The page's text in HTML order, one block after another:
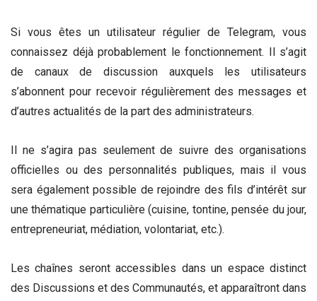
Si vous êtes un utilisateur régulier de Telegram, vous
connaissez déjà probablement le fonctionnement. Il s’agit
de canaux de discussion auxquels les utilisateurs
s’abonnent pour recevoir régulièrement des messages et
d’autres actualités de la part des administrateurs.
Il ne s’agira pas seulement de suivre des organisations
officielles ou des personnalités publiques, mais il vous
sera également possible de rejoindre des fils d’intérêt sur
une thématique particulière (cuisine, tontine, pensée du jour,
entrepreneuriat, médiation, volontariat, etc.).
Les chaînes seront accessibles dans un espace distinct
des Discussions et des Communautés, et apparaîtront dans